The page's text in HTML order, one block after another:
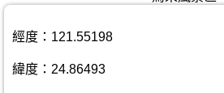
經度：121.55198
緯度：24.86493